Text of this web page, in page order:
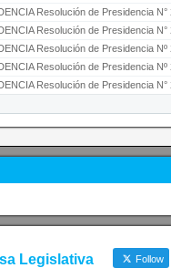
Resolución de Presidencia N° 216/26
Resolución de Presidencia N° 212/26 declarando
Resolución de Presidencia Nº 210/26 declarando
Resolución de Presidencia Nº 209/26 declarando
Resolución de Presidencia N°
Legislativa Follow